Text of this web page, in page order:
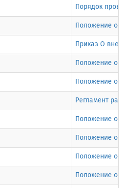
Порядок
Положение о
Приказ О
Положение о
Положение о
Регламент
Положение об
Положение об
Положение о
Положение о